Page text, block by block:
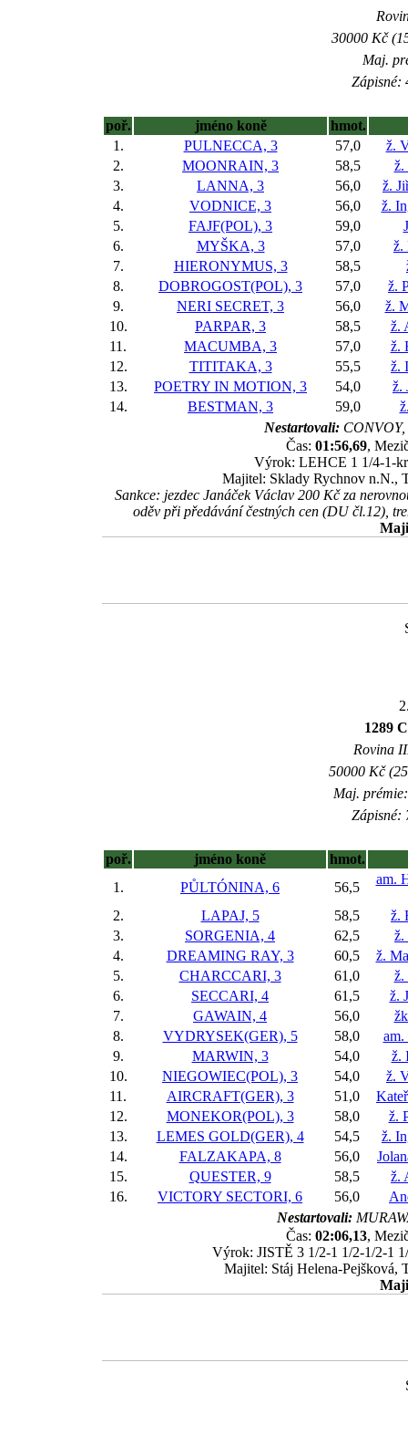
30000 Kč
Maj.
Zápisné:
poř. jméno koně
hmot.
1.
PULNECCA, 3 57,0
ž.
2.
MOONRAIN, 3 58,5
ž.
3.
LANNA, 3 56,0
ž.
4.
VODNICE, 3 56,0
ž.
5.
FAJF(POL), 3 59,0
6.
MYŠKA, 3 57,0
ž.
7.
HIERONYMUS, 3 58,5
8.
DOBROGOST(POL), 3 57,0
ž.
9.
NERI SECRET, 3 56,0
ž.
10.
PARPAR, 3 58,5
ž.
11.
MACUMBA, 3 57,0
ž.
12.
TITITAKA, 3 55,5
ž.
13.
POETRY IN MOTION, 3 54,0
ž.
14.
BESTMAN, 3 59,0
Nestartovali:CONVOY,
Čas: 01:56,69,
Výrok: LEHCE 1 1/4-1-
Majitel: Sklady Rychnov n.N.,
Sankce: jezdec Janáček Václav 200 Kč za
oděv při předávání čestných cen (DU čl.12),
1289
Rovina
50000 Kč
Maj.
Zápisné:
poř. jméno koně
hmot.
1.
PŮLTÓNINA, 6 56,5
am.
2. LAPAJ, 5 58,5
ž.
3.
SORGENIA, 4 62,5
ž.
4.
DREAMING RAY, 3 60,5
ž.
5.
CHARCCARI, 3 61,0
ž.
6.
SECCARI, 4 61,5
ž.
7.
GAWAIN, 4 56,0
8.
VYDRYSEK(GER), 5 58,0
am.
9.
MARWIN, 3 54,0
ž.
10.
NIEGOWIEC(POL), 3 54,0
ž.
11.
AIRCRAFT(GER), 3 51,0
12.
MONEKOR(POL), 3 58,0
ž.
13.
LEMES GOLD(GER), 4 54,5
ž.
14.
FALZAKAPA, 8 56,0
15.
QUESTER, 9 58,5
ž.
16.
VICTORY SECTORI, 6 56,0
Nestartovali:
Čas: 02:06,13,
Výrok: JISTĚ 3 1/2-1 1/2-1/2-1
Majitel: Stáj Helena-Pejšková,